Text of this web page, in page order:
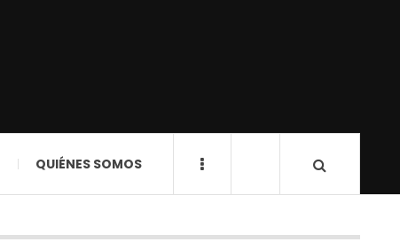
QUIÉNES SOMOS